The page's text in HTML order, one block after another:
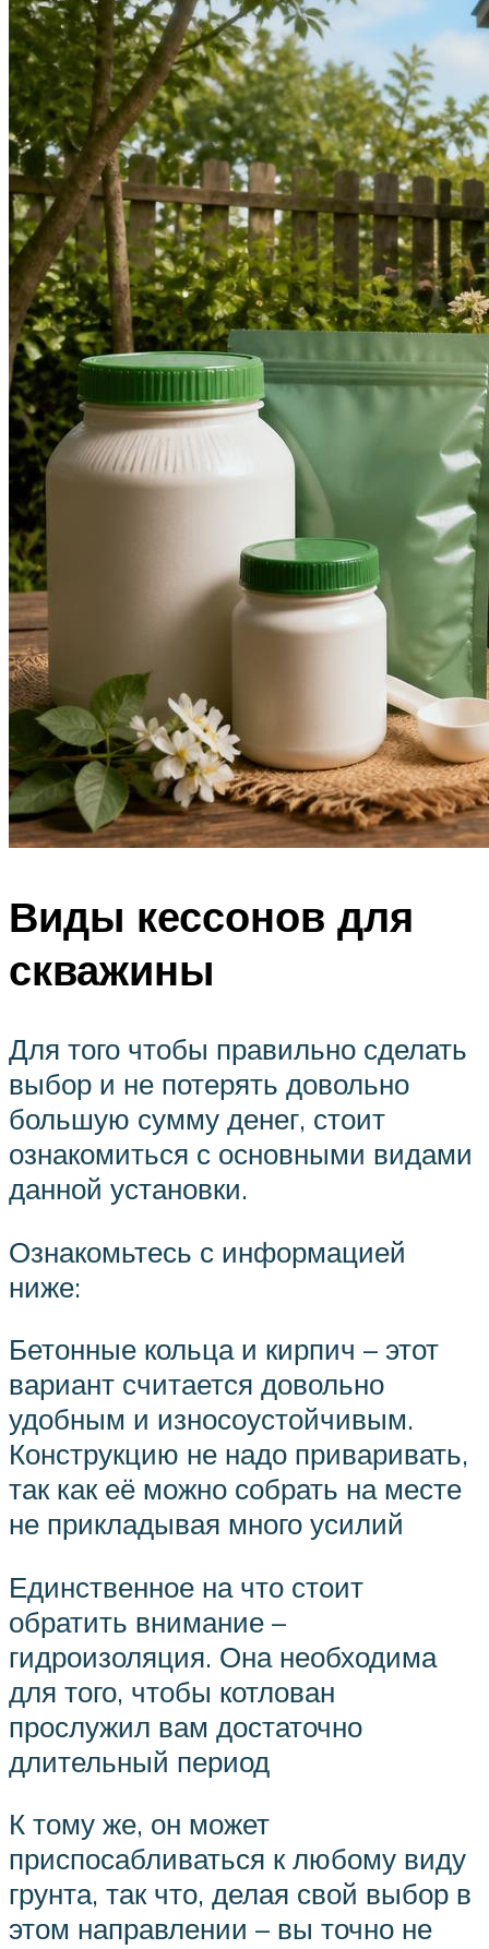
Виды кессонов для
скважины
Для того чтобы правильно сделать
выбор и не потерять довольно
большую сумму денег, стоит
ознакомиться с основными видами
данной установки.
Ознакомьтесь с информацией
ниже:
Бетонные кольца и кирпич – этот
вариант считается довольно
удобным и износоустойчивым.
Конструкцию не надо приваривать,
так как её можно собрать на месте
не прикладывая много усилий
Единственное на что стоит
обратить внимание –
гидроизоляция. Она необходима
для того, чтобы котлован
прослужил вам достаточно
длительный период
К тому же, он может
приспосабливаться к любому виду
грунта, так что, делая свой выбор в
этом направлении – вы точно не